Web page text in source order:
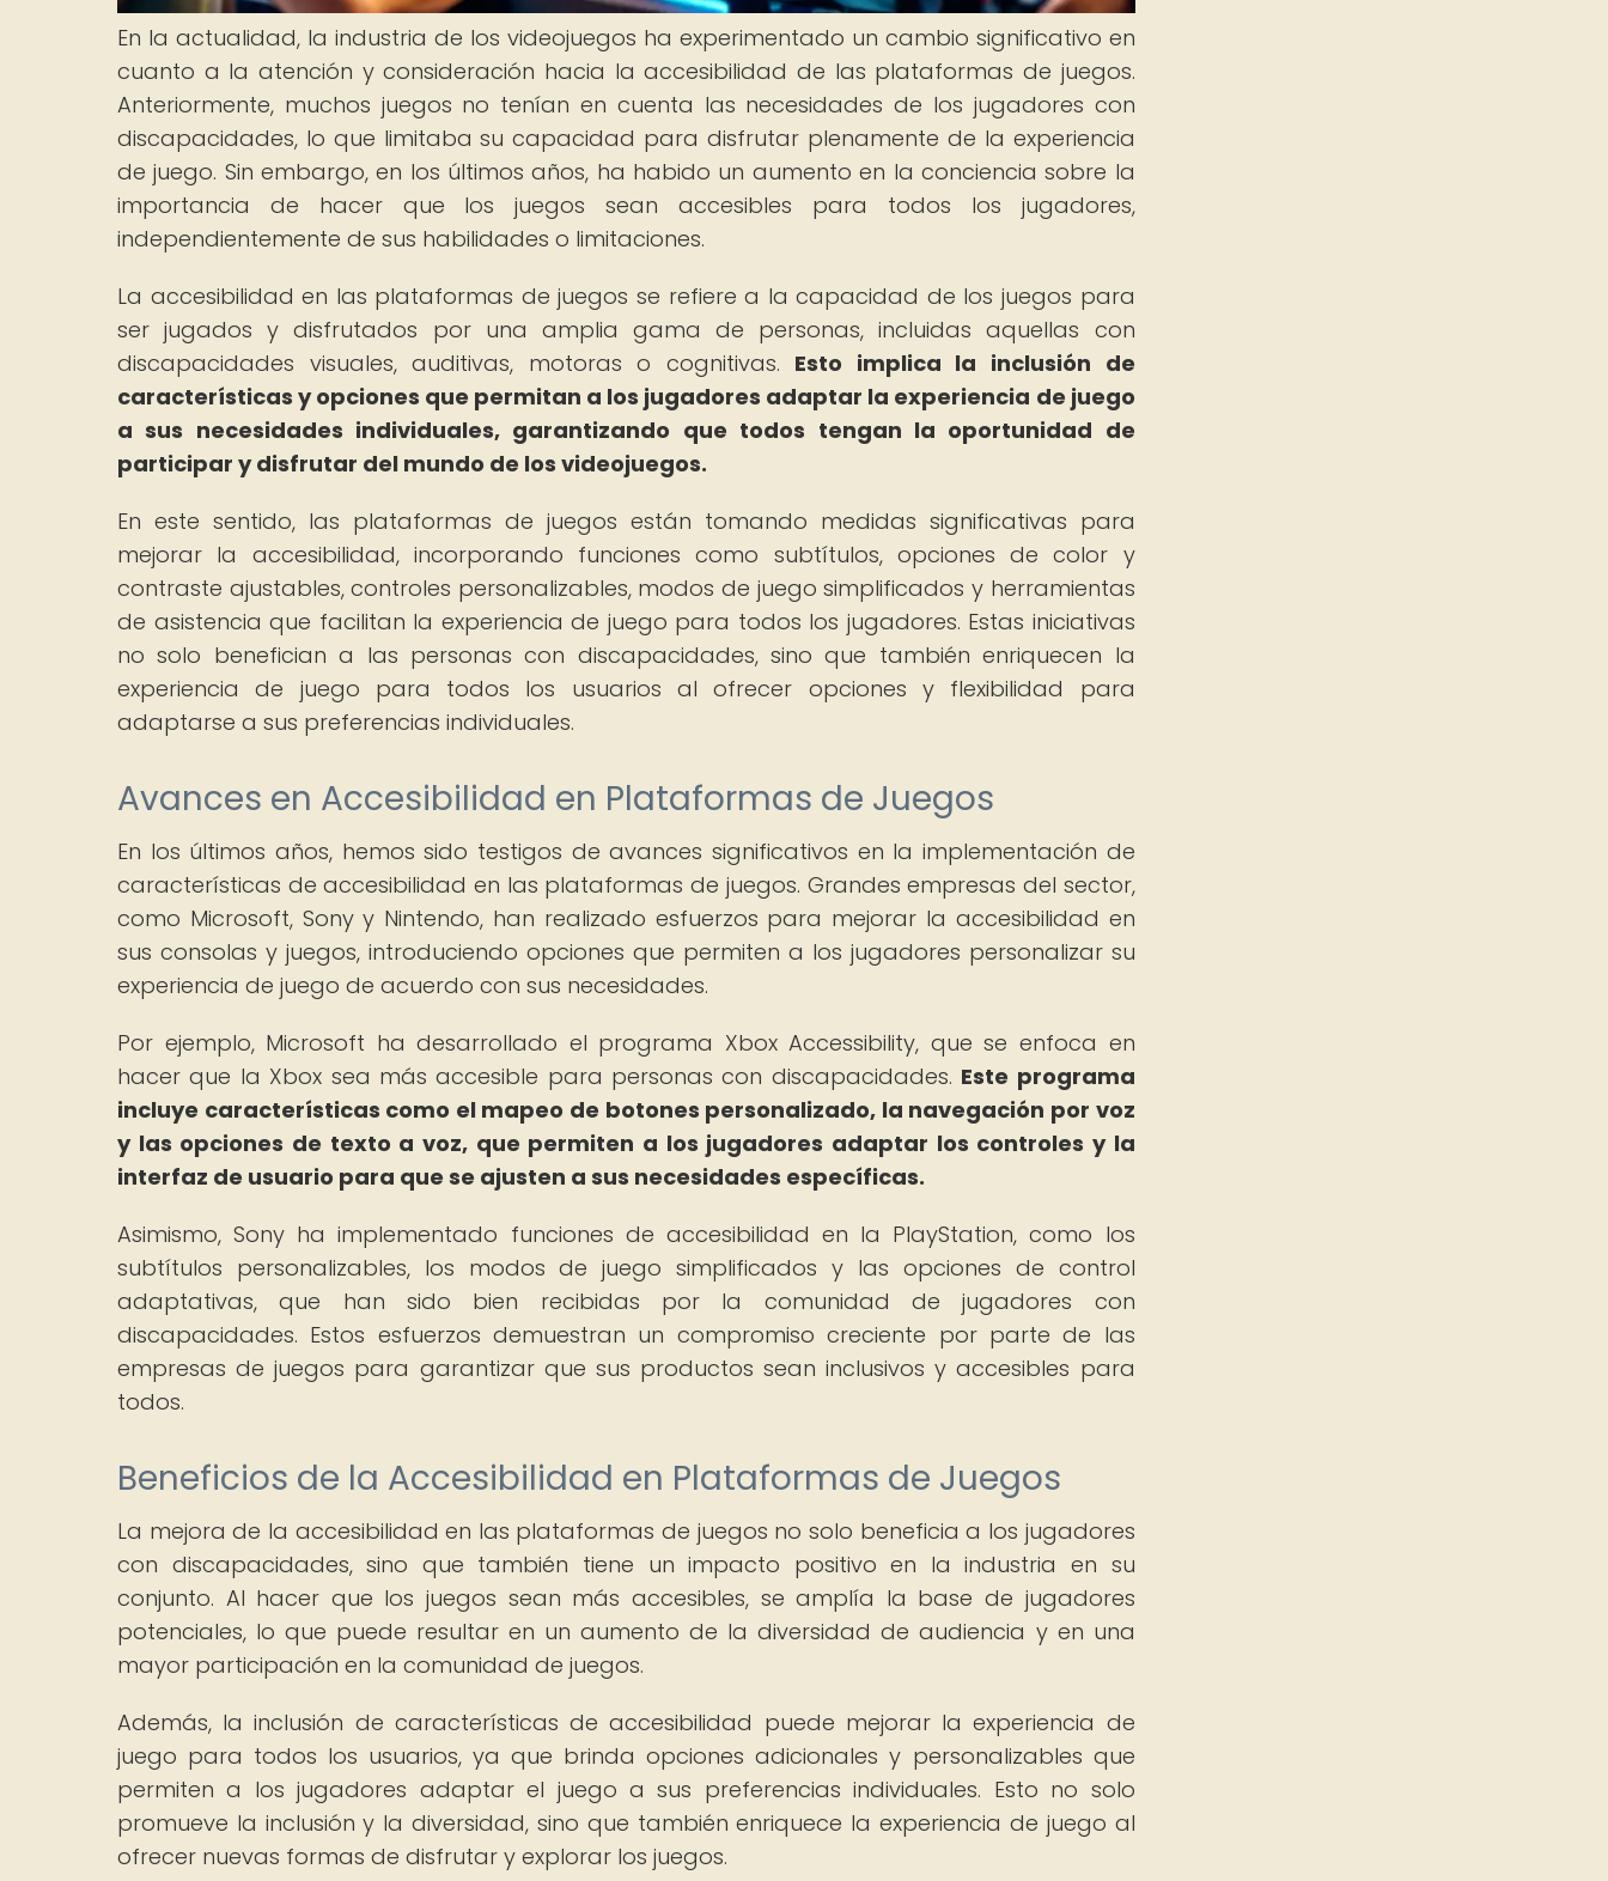
En la actualidad, la industria de los videojuegos ha experimentado un cambio significativo en
cuanto a la atención y consideración hacia la accesibilidad de las plataformas de juegos.
Anteriormente, muchos juegos no tenían en cuenta las necesidades de los jugadores con
discapacidades, lo que limitaba su capacidad para disfrutar plenamente de la experiencia
de juego. Sin embargo, en los últimos años, ha habido un aumento en la conciencia sobre la
importancia de hacer que los juegos sean accesibles para todos los jugadores,
independientemente de sus habilidades o limitaciones.
La accesibilidad en las plataformas de juegos se refiere a la capacidad de los juegos para
ser jugados y disfrutados por una amplia gama de personas, incluidas aquellas con
discapacidades visuales, auditivas, motoras o cognitivas. Esto implica la inclusión de
características y opciones que permitan a los jugadores adaptar la experiencia de juego
a sus necesidades individuales, garantizando que todos tengan la oportunidad de
participar y disfrutar del mundo de los videojuegos.
En este sentido, las plataformas de juegos están tomando medidas significativas para
mejorar la accesibilidad, incorporando funciones como subtítulos, opciones de color y
contraste ajustables, controles personalizables, modos de juego simplificados y herramientas
de asistencia que facilitan la experiencia de juego para todos los jugadores. Estas iniciativas
no solo benefician a las personas con discapacidades, sino que también enriquecen la
experiencia de juego para todos los usuarios al ofrecer opciones y flexibilidad para
adaptarse a sus preferencias individuales.
Avances en Accesibilidad en Plataformas de Juegos
En los últimos años, hemos sido testigos de avances significativos en la implementación de
características de accesibilidad en las plataformas de juegos. Grandes empresas del sector,
como Microsoft, Sony y Nintendo, han realizado esfuerzos para mejorar la accesibilidad en
sus consolas y juegos, introduciendo opciones que permiten a los jugadores personalizar su
experiencia de juego de acuerdo con sus necesidades.
Por ejemplo, Microsoft ha desarrollado el programa Xbox Accessibility, que se enfoca en
hacer que la Xbox sea más accesible para personas con discapacidades. Este programa
incluye características como el mapeo de botones personalizado, la navegación por voz
y las opciones de texto a voz, que permiten a los jugadores adaptar los controles y la
interfaz de usuario para que se ajusten a sus necesidades específicas.
Asimismo, Sony ha implementado funciones de accesibilidad en la PlayStation, como los
subtítulos personalizables, los modos de juego simplificados y las opciones de control
adaptativas, que han sido bien recibidas por la comunidad de jugadores con
discapacidades. Estos esfuerzos demuestran un compromiso creciente por parte de las
empresas de juegos para garantizar que sus productos sean inclusivos y accesibles para
todos.
Beneficios de la Accesibilidad en Plataformas de Juegos
La mejora de la accesibilidad en las plataformas de juegos no solo beneficia a los jugadores
con discapacidades, sino que también tiene un impacto positivo en la industria en su
conjunto. Al hacer que los juegos sean más accesibles, se amplía la base de jugadores
potenciales, lo que puede resultar en un aumento de la diversidad de audiencia y en una
mayor participación en la comunidad de juegos.
Además, la inclusión de características de accesibilidad puede mejorar la experiencia de
juego para todos los usuarios, ya que brinda opciones adicionales y personalizables que
permiten a los jugadores adaptar el juego a sus preferencias individuales. Esto no solo
promueve la inclusión y la diversidad, sino que también enriquece la experiencia de juego al
ofrecer nuevas formas de disfrutar y explorar los juegos.